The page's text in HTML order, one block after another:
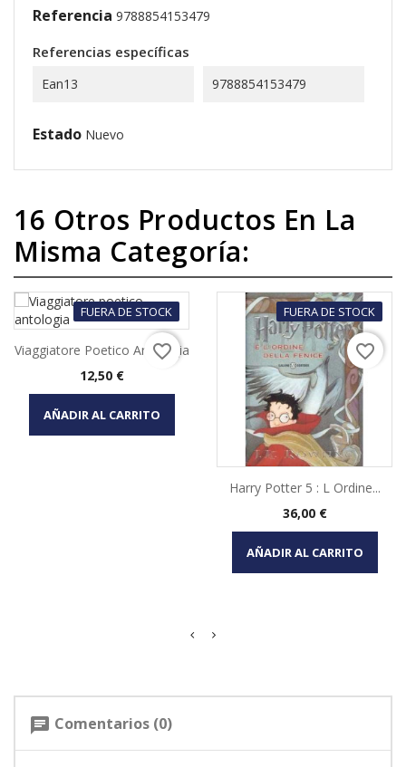
Referencia 9788854153479
Referencias específicas
Ean13 9788854153479
Estado Nuevo
16 Otros Productos En La
Misma Categoría:
FUERA DE STOCK
Viaggiatore Poetico Antologia
Precio
12,50 €
AÑADIR AL CARRITO
favorite_border
FUERA DE STOCK
Harry Potter 5 : L Ordine...
Precio
36,00 €
AÑADIR AL CARRITO
favorite_border
chat Comentarios (0)